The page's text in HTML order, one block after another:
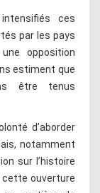
ces
par les pays
opposition
estiment que
être tenus
d’aborder
notamment
sur l’histoire
ouverture